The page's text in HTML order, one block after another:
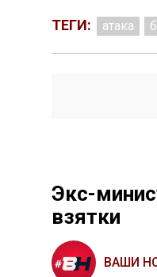
ТЕГИ: атака
Экс-
взятки
ВАШИ